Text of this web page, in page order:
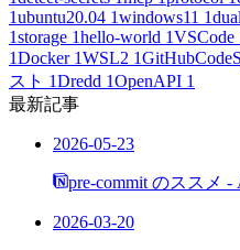
1ubuntu20.04 1windows11 1
1storage 1hello-world 1VSCode
1Docker 1WSL2 1
スト 1Dredd 1OpenAPI 1
最新記事
2026-05-23
pre-commit のススメ
2026-03-20